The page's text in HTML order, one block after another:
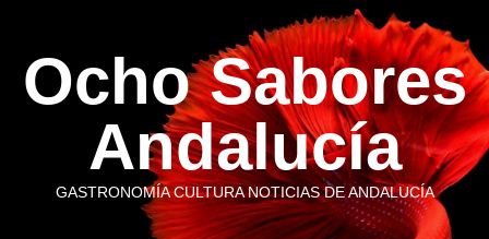
contenido
Ocho Sabores
Andalucía
GASTRONOMÍA CULTURA NOTICIAS DE ANDALUCÍA